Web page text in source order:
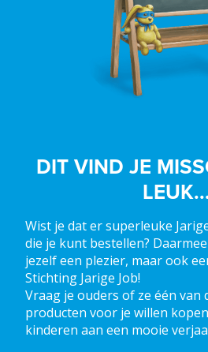
DIT VIND JE
Wist je dat er superleuke
die je kunt bestellen?
jezelf een plezier, maar ook
Stichting Jarige Job!
Vraag je ouders of ze één van
producten voor je willen
kinderen aan een mooie